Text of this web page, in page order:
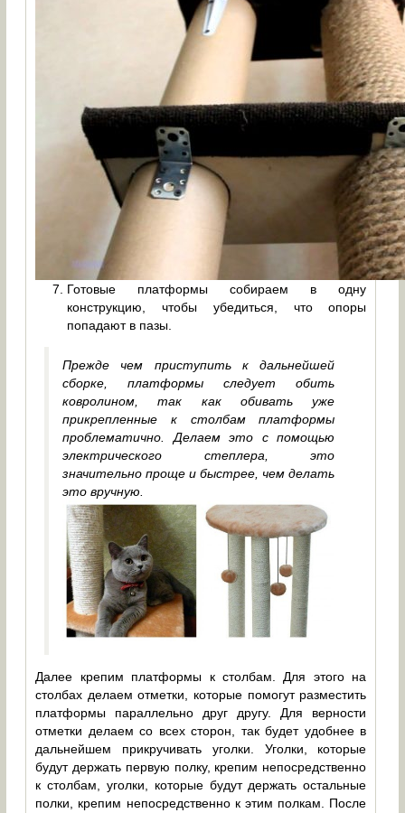
Готовые платформы собираем в одну
конструкцию, чтобы убедиться, что опоры
попадают в пазы.
Прежде чем приступить к дальнейшей
сборке, платформы следует обить
ковролином, так как обивать уже
прикрепленные к столбам платформы
проблематично. Делаем это с помощью
электрического степлера, это
значительно проще и быстрее, чем делать
это вручную.
Далее крепим платформы к столбам. Для этого на
столбах делаем отметки, которые помогут разместить
платформы параллельно друг другу. Для верности
отметки делаем со всех сторон, так будет удобнее в
дальнейшем прикручивать уголки. Уголки, которые
будут держать первую полку, крепим непосредственно
к столбам, уголки, которые будут держать остальные
полки, крепим непосредственно к этим полкам. После